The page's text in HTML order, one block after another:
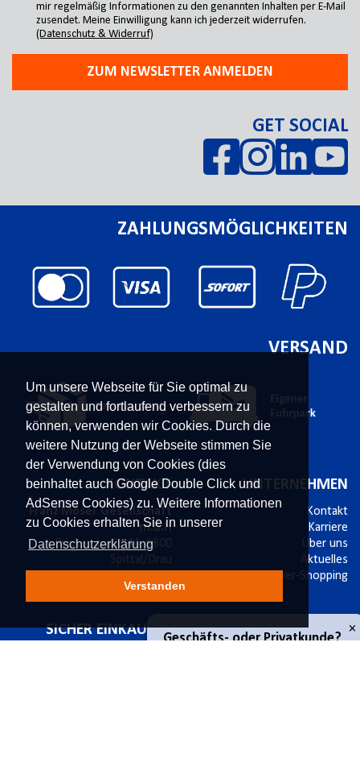
Um unsere Webseite für Sie optimal zu
gestalten und fortlaufend verbessern zu
können, verwenden wir Cookies. Durch die
weitere Nutzung der Webseite stimmen Sie
der Verwendung von Cookies (dies
beinhaltet auch Google Double Click und
AdSense Cookies) zu. Weitere Informationen
zu Cookies erhalten Sie in unserer
Datenschutzerklärung
Verstanden
mir regelmäßig Informationen zu den genannten Inhalten per E-Mail
zusendet. Meine Einwilligung kann ich jederzeit widerrufen.
(Datenschutz & Widerruf)
ZUM NEWSLETTER ANMELDEN
GET SOCIAL
ZAHLUNGSMÖGLICHKEITEN
VERSAND
KONTAKT
Franz Moser Gesellschaft
m.b.H
Bünkerstraße 44,9800
Spittal/Drau
shop@fmoser.at
UNTERNEHMEN
Kontakt
Karriere
Über uns
Aktuelles
Power-Shopping
SICHER EINKAUFEN INFORMATIONEN
×